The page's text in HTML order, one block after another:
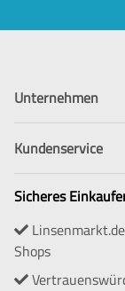
Unternehmen
Kundenservice
Sicheres
Shops